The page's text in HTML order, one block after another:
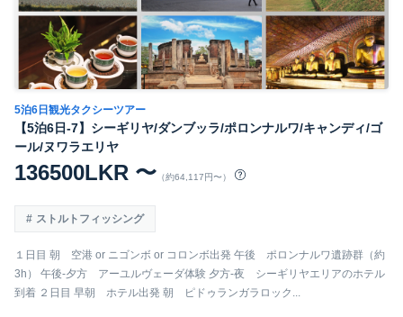
5泊6日観光タクシーツアー
【5泊6日-7】シーギリヤ/ダンブッラ/ポロンナルワ/キャンディ/ゴ
ール/ヌワラエリヤ
136500LKR 〜 （約64,117円〜）
ストルトフィッシング
１日目 朝 空港 or ニゴンボ or コロンボ出発 午後 ポロンナルワ遺跡群（約
3h） 午後-夕方 アーユルヴェーダ体験 夕方-夜 シーギリヤエリアのホテル
到着 ２日目 早朝 ホテル出発 朝 ピドゥランガラロック...